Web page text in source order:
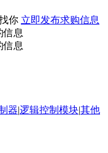
你 立即发布求购信息
信息
信息
器|逻辑控制模块|其他